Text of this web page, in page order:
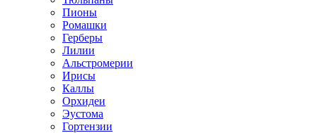
Пионы
Ромашки
Герберы
Лилии
Альстромерии
Ирисы
Каллы
Орхидеи
Эустома
Гортензии